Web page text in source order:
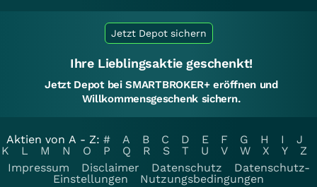
Jetzt Depot sichern
Ihre Lieblingsaktie geschenkt!
Jetzt Depot bei SMARTBROKER+ eröffnen und
Willkommensgeschenk sichern.
Aktien von A - Z: # A B C D E F G H I
J
K
L M N O P Q R S T U V W X Y
Z
Impressum
Disclaimer Datenschutz
Datenschutz-
Einstellungen
Nutzungsbedingungen